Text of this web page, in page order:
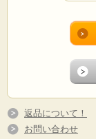
返品について！
お問い合わせ